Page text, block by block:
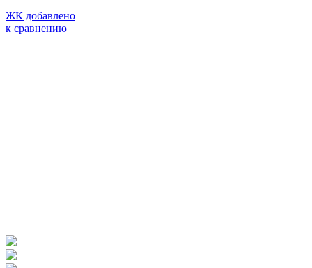
ЖК добавлено
к сравнению